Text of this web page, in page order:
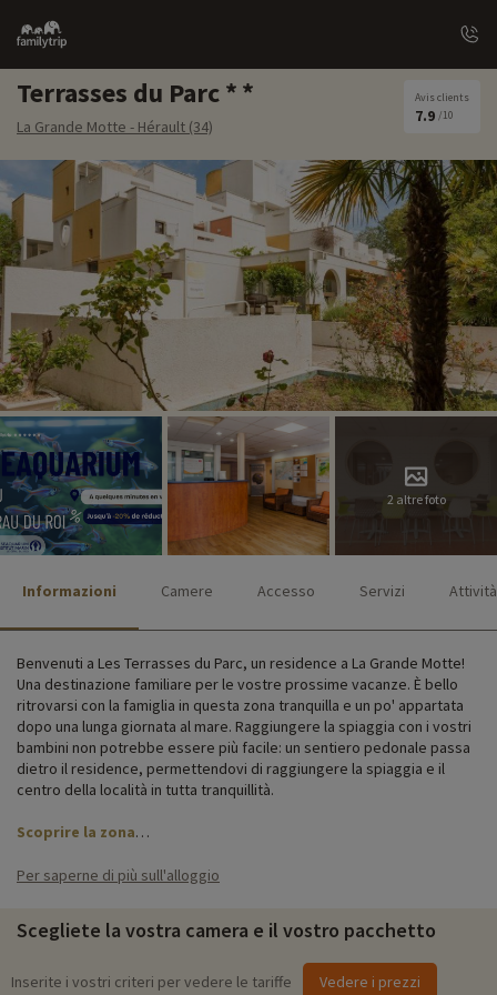
Family
trip
Terrasses du Parc
La Grande Motte - Hérault (34)
Avis clients
7.9 /10
2 altre foto
Informazioni Camere Accesso Servizi Attività
Benvenuti a Les Terrasses du Parc, un residence a La Grande Motte!
Una destinazione familiare per le vostre prossime vacanze. È bello
ritrovarsi con la famiglia in questa zona tranquilla e un po' appartata
dopo una lunga giornata al mare. Raggiungere la spiaggia con i vostri
bambini non potrebbe essere più facile: un sentiero pedonale passa
dietro il residence, permettendovi di raggiungere la spiaggia e il
centro della località in tutta tranquillità.
Scoprire la zona
Approfittate di servizi come la connessione Wi-Fi e il parcheggio
Il residence è costituito da un edificio di 3 piani che ospita
appartamenti ben attrezzati per le famiglie. Dai bilocali per 4 persone
ai trilocali per 6 persone, c'è qualcosa per ogni famiglia! La sera, non
Per saperne di più sull'alloggio
Scegliete la vostra camera e il vostro pacchetto
Inserite i vostri criteri per vedere le tariffe Vedere i prezzi